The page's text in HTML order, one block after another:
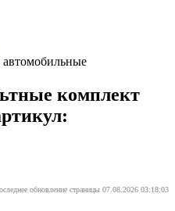
комплект
обновление страницы 07.08.2026 03:18:03